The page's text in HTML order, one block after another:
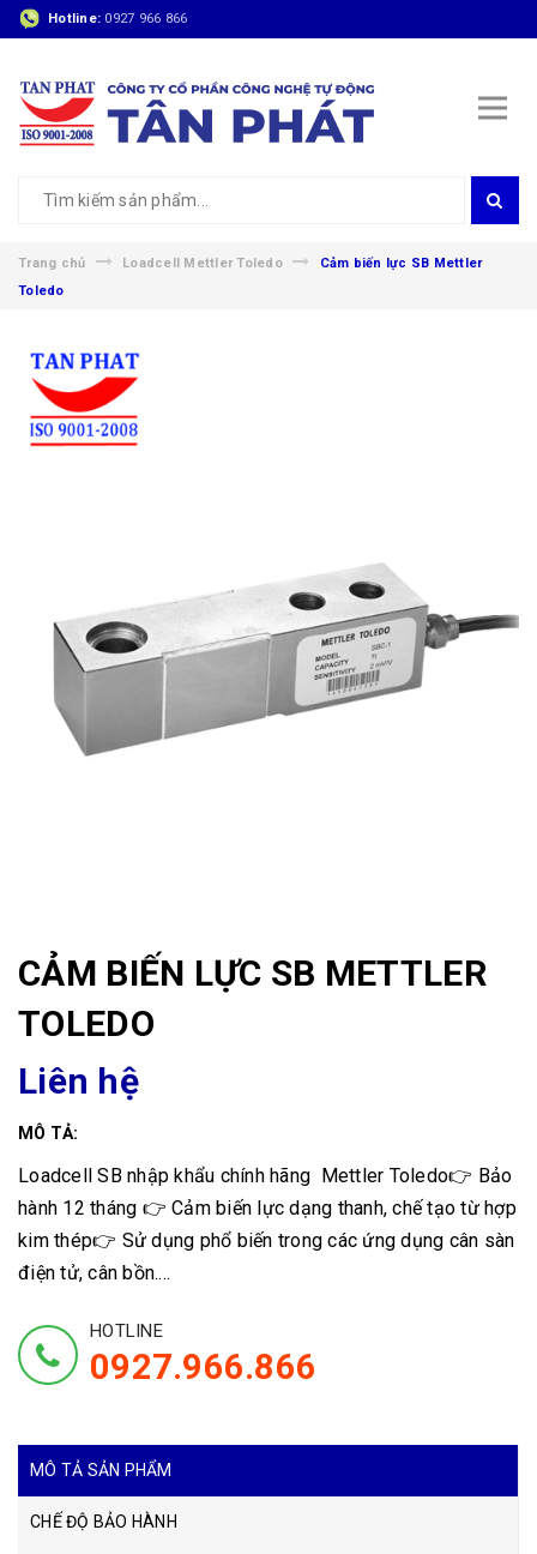
Hotline: 0927 966 866
Trang chủ Loadcell Mettler Toledo
Cảm biến lực SB Mettler
Toledo
CẢM BIẾN LỰC SB METTLER
TOLEDO
Liên hệ
MÔ TẢ:
Loadcell SB nhập khẩu chính hãng Mettler Toledo👉 Bảo
hành 12 tháng 👉 Cảm biến lực dạng thanh, chế tạo từ hợp
kim thép👉 Sử dụng phổ biến trong các ứng dụng cân sàn
điện tử, cân bồn....
HOTLINE
0927.966.866
MÔ TẢ SẢN PHẨM
CHẾ ĐỘ BẢO HÀNH